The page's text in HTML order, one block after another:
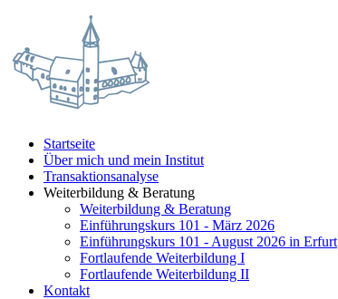
Startseite
Über mich und mein Institut
Transaktionsanalyse
Weiterbildung & Beratung
Weiterbildung & Beratung
Einführungskurs 101 - März 2026
Einführungskurs 101 - August 2026 in Erfurt
Fortlaufende Weiterbildung I
Fortlaufende Weiterbildung II
Kontakt